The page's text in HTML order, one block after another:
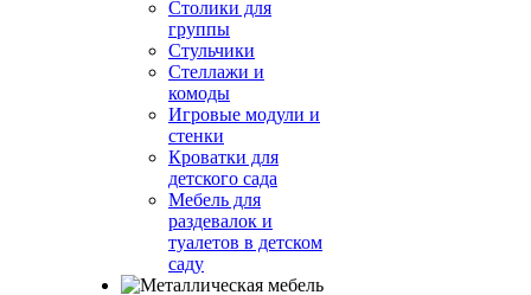
Столики для
группы
Стульчики
Стеллажи и
комоды
Игровые модули и
стенки
Кроватки для
детского сада
Мебель для
раздевалок и
туалетов в детском
саду